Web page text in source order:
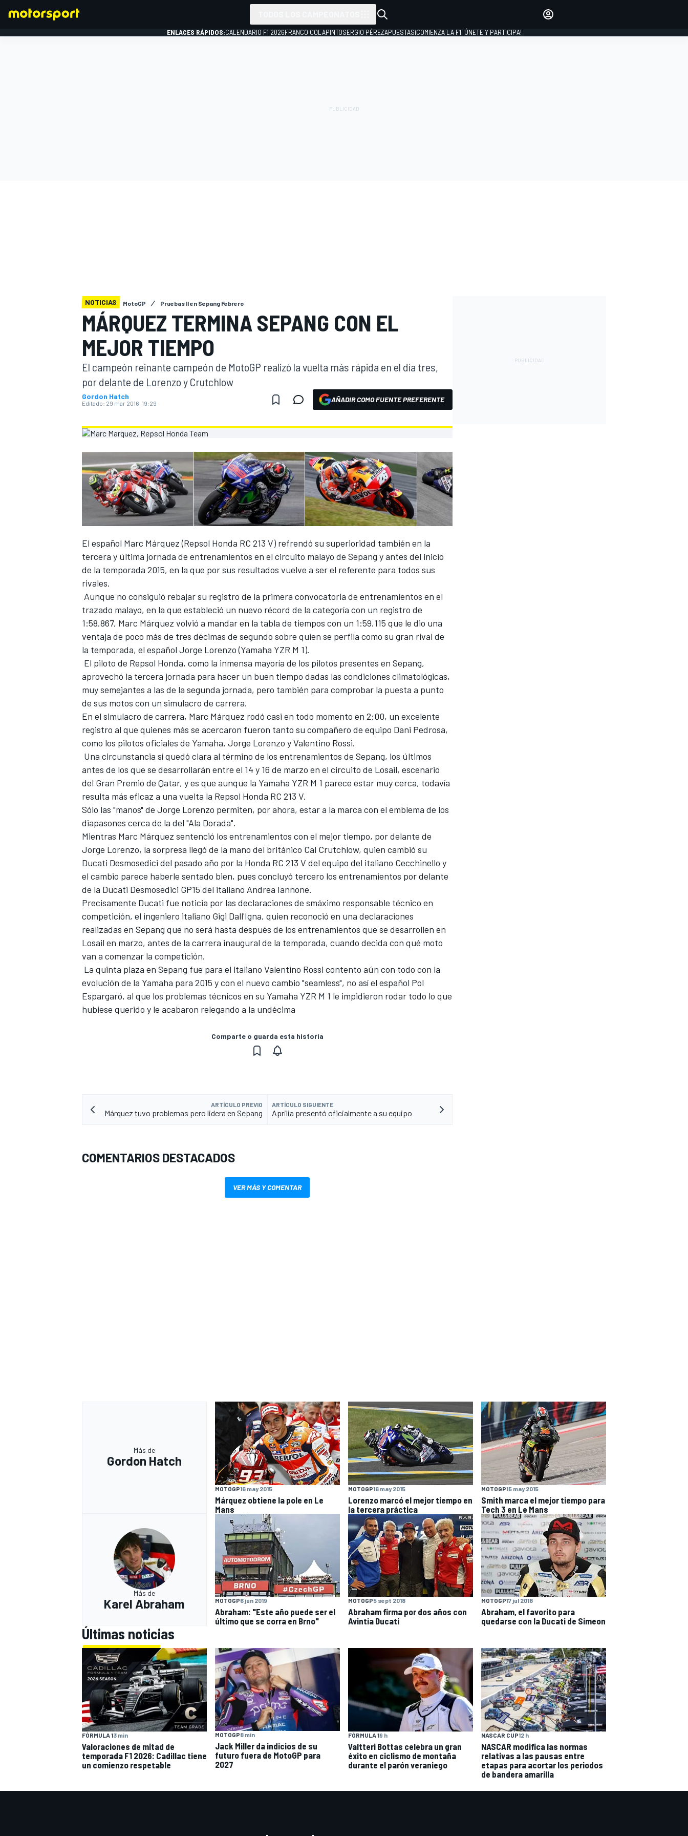
MOTOGP
NASCAR CUP
FÓRMULA E
WRC
INICIAR SESIÓN
ENLACES RÁPIDOS:CALENDARIO F1 2026FRANCO COLAPINTOSERGIO PÉREZAPUESTAS¡COMIENZA LA F1, ÚNETE Y PARTICIPA!
NOTICIAS MotoGP Pruebas II en Sepang Febrero
MÁRQUEZ TERMINA SEPANG CON EL
MEJOR TIEMPO
El campeón reinante campeón de MotoGP realizó la vuelta más rápida en el día tres,
por delante de Lorenzo y Crutchlow
Gordon Hatch
Editado: 29 mar 2016, 19:29 AÑADIR COMO FUENTE PREFERENTE
El español Marc Márquez (Repsol Honda RC 213 V) refrendó su superioridad también en la
tercera y última jornada de entrenamientos en el circuito malayo de Sepang y antes del inicio
de la temporada 2015, en la que por sus resultados vuelve a ser el referente para todos sus
rivales.
Aunque no consiguió rebajar su registro de la primera convocatoria de entrenamientos en el
trazado malayo, en la que estableció un nuevo récord de la categoría con un registro de
1:58.867, Marc Márquez volvió a mandar en la tabla de tiempos con un 1:59.115 que le dio una
ventaja de poco más de tres décimas de segundo sobre quien se perfila como su gran rival de
la temporada, el español Jorge Lorenzo (Yamaha YZR M 1).
El piloto de Repsol Honda, como la inmensa mayoría de los pilotos presentes en Sepang,
aprovechó la tercera jornada para hacer un buen tiempo dadas las condiciones climatológicas,
muy semejantes a las de la segunda jornada, pero también para comprobar la puesta a punto
de sus motos con un simulacro de carrera.
En el simulacro de carrera, Marc Márquez rodó casi en todo momento en 2:00, un excelente
registro al que quienes más se acercaron fueron tanto su compañero de equipo Dani Pedrosa,
como los pilotos oficiales de Yamaha, Jorge Lorenzo y Valentino Rossi.
Una circunstancia sí quedó clara al término de los entrenamientos de Sepang, los últimos
antes de los que se desarrollarán entre el 14 y 16 de marzo en el circuito de Losail, escenario
del Gran Premio de Qatar, y es que aunque la Yamaha YZR M 1 parece estar muy cerca, todavía
resulta más eficaz a una vuelta la Repsol Honda RC 213 V.
Sólo las "manos" de Jorge Lorenzo permiten, por ahora, estar a la marca con el emblema de los
diapasones cerca de la del "Ala Dorada".
Mientras Marc Márquez sentenció los entrenamientos con el mejor tiempo, por delante de
Jorge Lorenzo, la sorpresa llegó de la mano del británico Cal Crutchlow, quien cambió su
Ducati Desmosedici del pasado año por la Honda RC 213 V del equipo del italiano Cecchinello y
el cambio parece haberle sentado bien, pues concluyó tercero los entrenamientos por delante
de la Ducati Desmosedici GP15 del italiano Andrea Iannone.
Precisamente Ducati fue noticia por las declaraciones de smáximo responsable técnico en
competición, el ingeniero italiano Gigi Dall'Igna, quien reconoció en una declaraciones
realizadas en Sepang que no será hasta después de los entrenamientos que se desarrollen en
Losail en marzo, antes de la carrera inaugural de la temporada, cuando decida con qué moto
van a comenzar la competición.
La quinta plaza en Sepang fue para el italiano Valentino Rossi contento aún con todo con la
evolución de la Yamaha para 2015 y con el nuevo cambio "seamless", no así el español Pol
Espargaró, al que los problemas técnicos en su Yamaha YZR M 1 le impidieron rodar todo lo que
hubiese querido y le acabaron relegando a la undécima
Comparte o guarda esta historia
ARTÍCULO PREVIO
Márquez tuvo problemas pero lidera en Sepang
ARTÍCULO SIGUIENTE
Aprilia presentó oficialmente a su equipo
COMENTARIOS DESTACADOS
VER MÁS Y COMENTAR
Más de
Gordon Hatch
MOTOGP16 may 2015
Márquez obtiene la pole en Le
Mans
MOTOGP16 may 2015
Lorenzo marcó el mejor tiempo en
la tercera práctica
MOTOGP15 may 2015
Smith marca el mejor tiempo para
Tech 3 en Le Mans
Más de
Karel Abraham MOTOGP6 jun 2019
Abraham: "Este año puede ser el
último que se corra en Brno"
MOTOGP5 sept 2018
Abraham firma por dos años con
Avintia Ducati
MOTOGP17 jul 2018
Abraham, el favorito para
quedarse con la Ducati de Simeon
Últimas noticias
FÓRMULA 13 min
Valoraciones de mitad de
temporada F1 2026: Cadillac tiene
un comienzo respetable
MOTOGP8 min
Jack Miller da indicios de su
futuro fuera de MotoGP para
2027
FÓRMULA 19 h
Valtteri Bottas celebra un gran
éxito en ciclismo de montaña
durante el parón veraniego
NASCAR CUP12 h
NASCAR modifica las normas
relativas a las pausas entre
etapas para acortar los periodos
de bandera amarilla